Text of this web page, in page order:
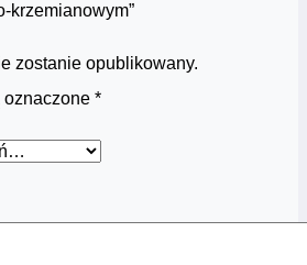
krzemianowym”
zostanie opublikowany.
oznaczone *